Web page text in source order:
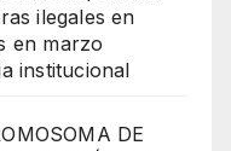
ilegales en
en marzo
institucional
DE